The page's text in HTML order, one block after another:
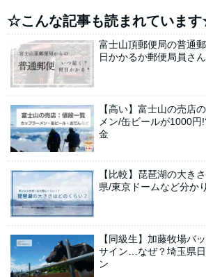
☆こんな記事も読まれていま
富士山頂郵便局の普通
日かかるか郵便局員さ
【高い】富士山の売店
メン/缶ビールが1000円
金
【比較】琵琶湖の大き
県/東京ドームなど分か
【同級生】加藤牧場バ
サイン…なぜ？埼玉県
ン